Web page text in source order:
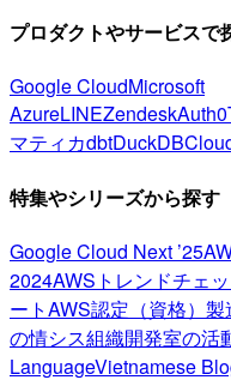
プロダクトやサービスで
Google CloudMicrosoft
AzureLINEZendeskAuth0
マティカdbtDuckDB
特集やシリーズから探す
Google Cloud Next ’25
2024AWSトレンドチェ
ートAWS認定（資格） 製
の情シス組織開発室の活
LanguageVietnamese